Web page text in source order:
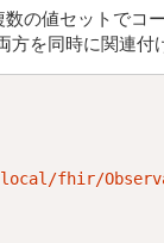
の値セットでコ
方を同時に関連
fhir/